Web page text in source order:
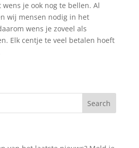
je ook nog te bellen. Al
wij mensen nodig in het
wens je zoveel als
Elk centje te veel betalen hoeft